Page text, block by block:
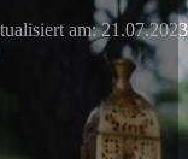
am: 21.07.2023